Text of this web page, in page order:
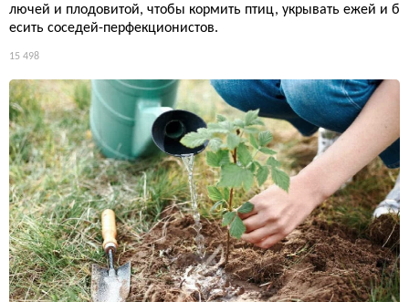
лючей и плодовитой, чтобы кормить птиц, укрывать ежей и б
есить соседей-перфекционистов.
15 498